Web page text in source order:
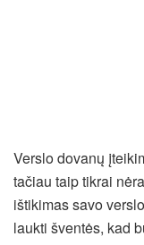
Verslo dovanų
tačiau taip tikrai
ištikimas savo
laukti šventės, kad